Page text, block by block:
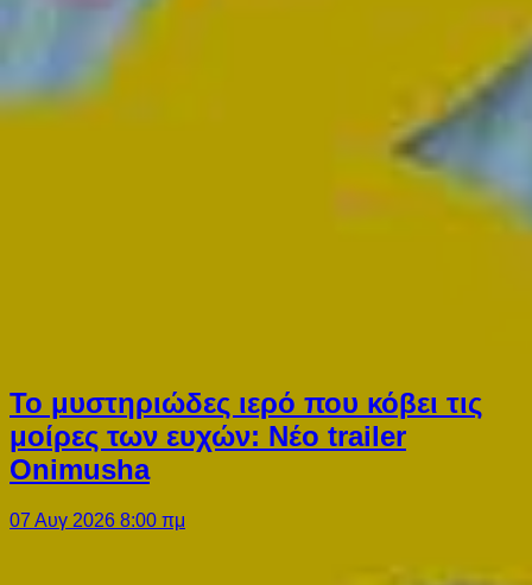
Το μυστηριώδες ιερό που κόβει τις
μοίρες των ευχών: Νέο trailer
Onimusha
07 Αυγ 2026 8:00 πμ